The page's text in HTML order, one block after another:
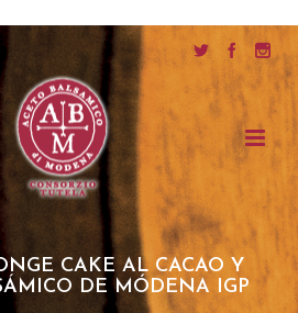
CAKE AL CACAO Y
DE MÓDENA IGP